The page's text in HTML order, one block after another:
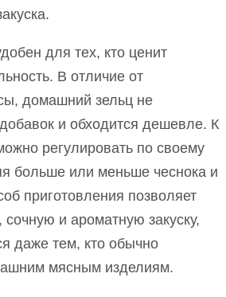
для тех, кто ценит
В отличие от
домашний зельц не
и обходится дешевле. К
регулировать по своему
больше или меньше чеснока и
приготовления позволяет
и ароматную закуску,
даже тем, кто обычно
мясным изделиям.